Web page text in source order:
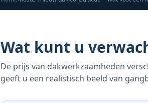
Wat kunt u
De prijs van dakwerkzaamheden
geeft u een realistisch beeld van